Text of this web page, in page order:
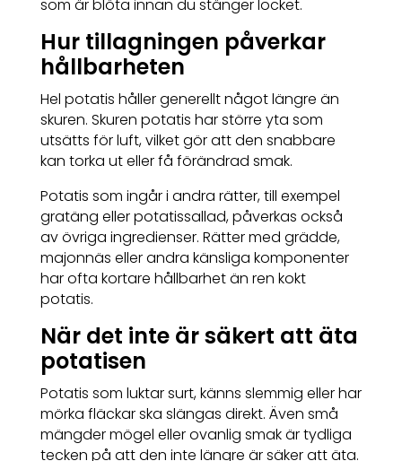
som är blöta innan du stänger locket.
Hur tillagningen påverkar
hållbarheten
Hel potatis håller generellt något längre än
skuren. Skuren potatis har större yta som
utsätts för luft, vilket gör att den snabbare
kan torka ut eller få förändrad smak.
Potatis som ingår i andra rätter, till exempel
gratäng eller potatissallad, påverkas också
av övriga ingredienser. Rätter med grädde,
majonnäs eller andra känsliga komponenter
har ofta kortare hållbarhet än ren kokt
potatis.
När det inte är säkert att äta
potatisen
Potatis som luktar surt, känns slemmig eller har
mörka fläckar ska slängas direkt. Även små
mängder mögel eller ovanlig smak är tydliga
tecken på att den inte längre är säker att äta.